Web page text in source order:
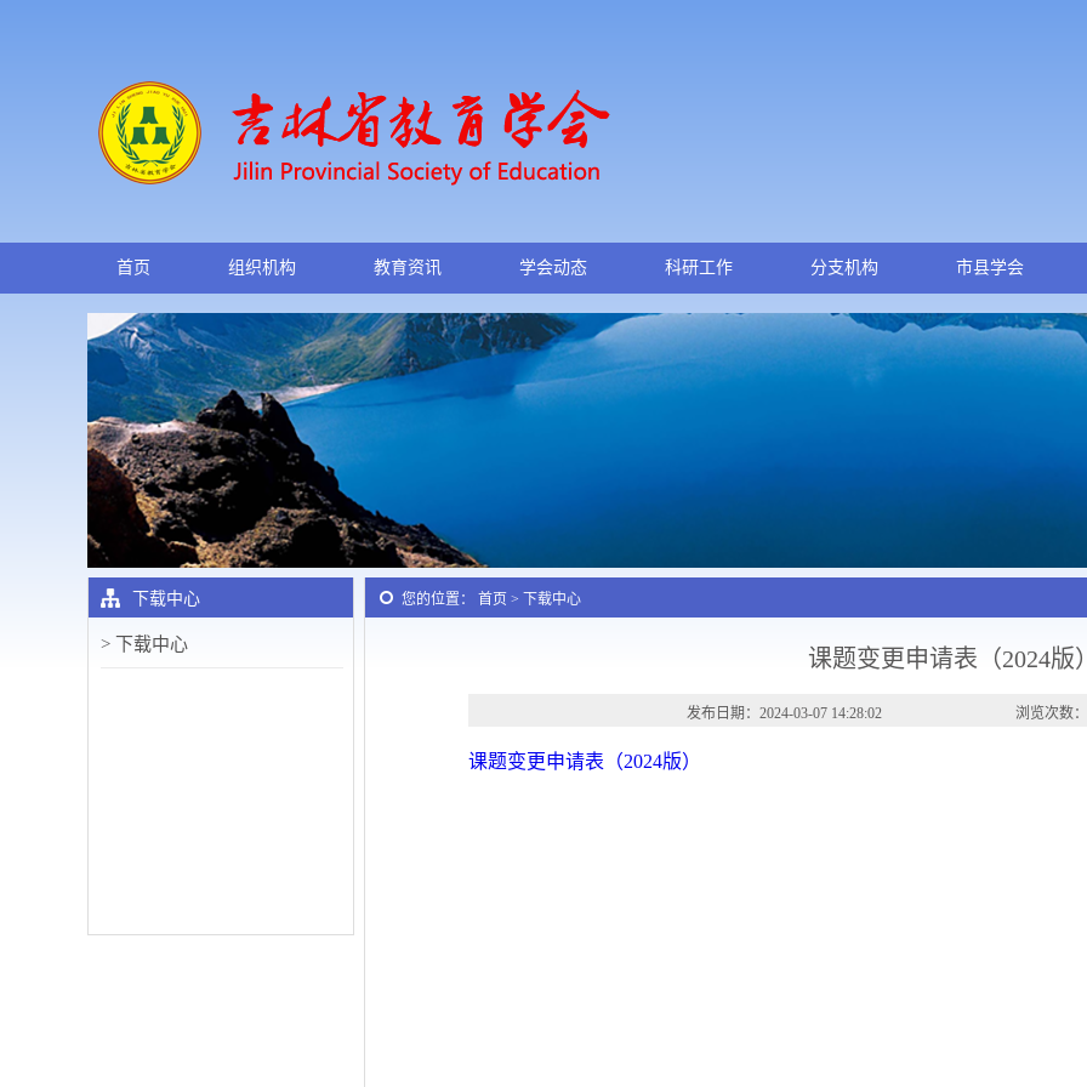
首页 组织机构 教育资讯 学会动态 科研工作 分支机构 市县学会
下载中心
> 下载中心
您的位置： 首页 > 下载中心
课题变更申请表（2024版
发布日期：2024-03-07 14:28:02 浏览次数
课题变更申请表（2024版）